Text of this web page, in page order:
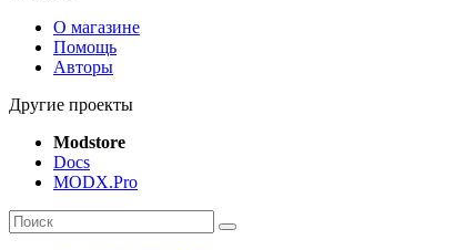
О магазине
Помощь
Авторы
Другие проекты
Modstore
Docs
MODX.Pro